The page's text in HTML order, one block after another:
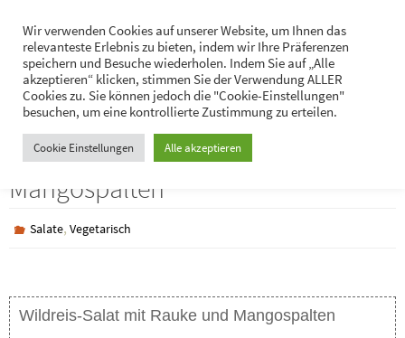
Inhalt
springen
Hans-Jürgen Lukaschik
Persönliches
Wildreis-Salat mit Rauke und
Mangospalten
Salate,Vegetarisch
Wildreis-Salat mit Rauke und Mangospalten
Wir verwenden Cookies auf unserer Website, um Ihnen das
relevanteste Erlebnis zu bieten, indem wir Ihre Präferenzen
speichern und Besuche wiederholen. Indem Sie auf „Alle
akzeptieren“ klicken, stimmen Sie der Verwendung ALLER
Cookies zu. Sie können jedoch die "Cookie-Einstellungen"
besuchen, um eine kontrollierte Zustimmung zu erteilen.
Cookie Einstellungen Alle akzeptieren